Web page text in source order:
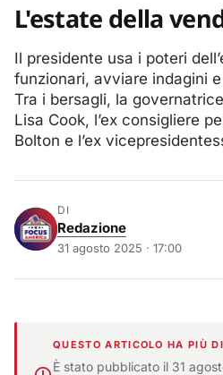
L'estate della
Il presidente usa i poteri
funzionari, avviare indagini
Tra i bersagli, la
Lisa Cook, l’ex consigliere
Bolton e l’ex
DI
Redazione
31 agosto 2025 · 17:00
QUESTO ARTICOLO HA PIÙ
È stato pubblicato il 31